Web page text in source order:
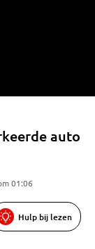
auto
01:06
Hulp bij lezen